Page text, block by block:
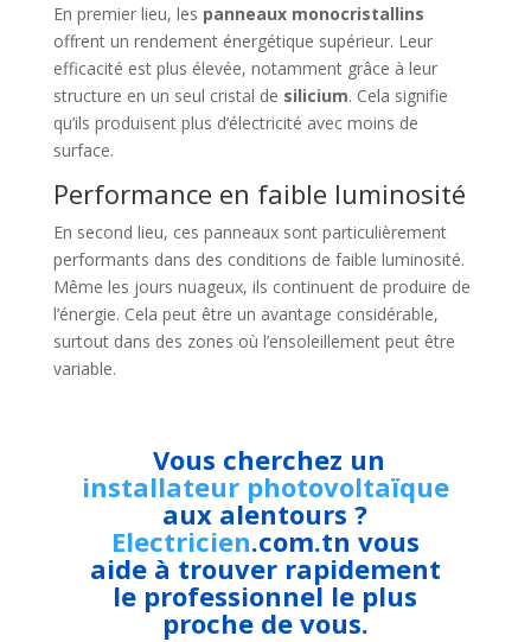
En premier lieu, les panneaux monocristallins
offrent un rendement énergétique supérieur. Leur
efficacité est plus élevée, notamment grâce à leur
structure en un seul cristal de silicium. Cela signifie
qu’ils produisent plus d’électricité avec moins de
surface.
Performance en faible luminosité
En second lieu, ces panneaux sont particulièrement
performants dans des conditions de faible luminosité.
Même les jours nuageux, ils continuent de produire de
l’énergie. Cela peut être un avantage considérable,
surtout dans des zones où l’ensoleillement peut être
variable.
Vous cherchez un
installateur photovoltaïque
aux alentours ?
Electricien.com.tn vous
aide à trouver rapidement
le professionnel le plus
proche de vous.